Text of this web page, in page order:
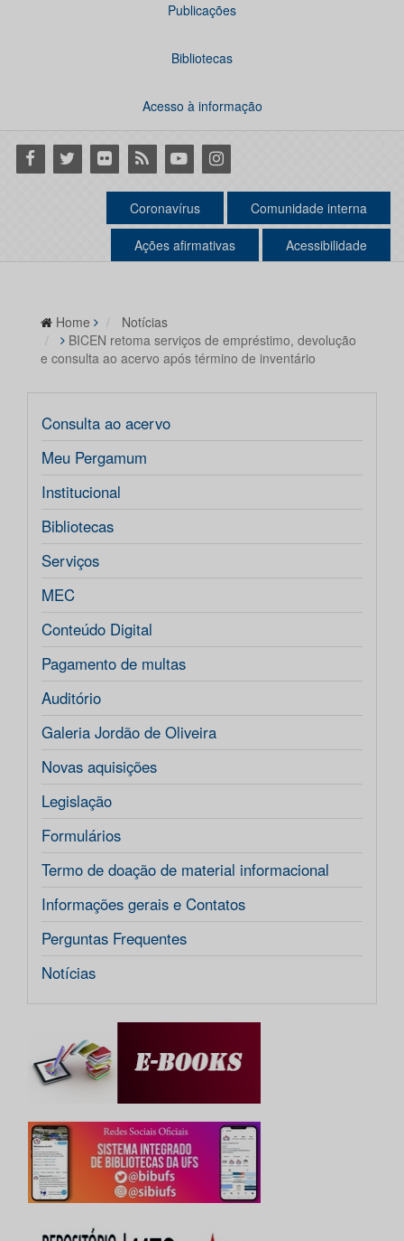
Publicações
Bibliotecas
Acesso à informação
Facebook
Twitter Flickr RSS YoutubeInstagram
Coronavírus Comunidade interna
Ações afirmativas Acessibilidade
Home
Notícias
BICEN retoma serviços de empréstimo, devolução
e consulta ao acervo após término de inventário
Consulta ao acervo
Meu Pergamum
Institucional
Bibliotecas
Serviços
MEC
Conteúdo Digital
Pagamento de multas
Auditório
Galeria Jordão de Oliveira
Novas aquisições
Legislação
Formulários
Termo de doação de material informacional
Informações gerais e Contatos
Perguntas Frequentes
Notícias